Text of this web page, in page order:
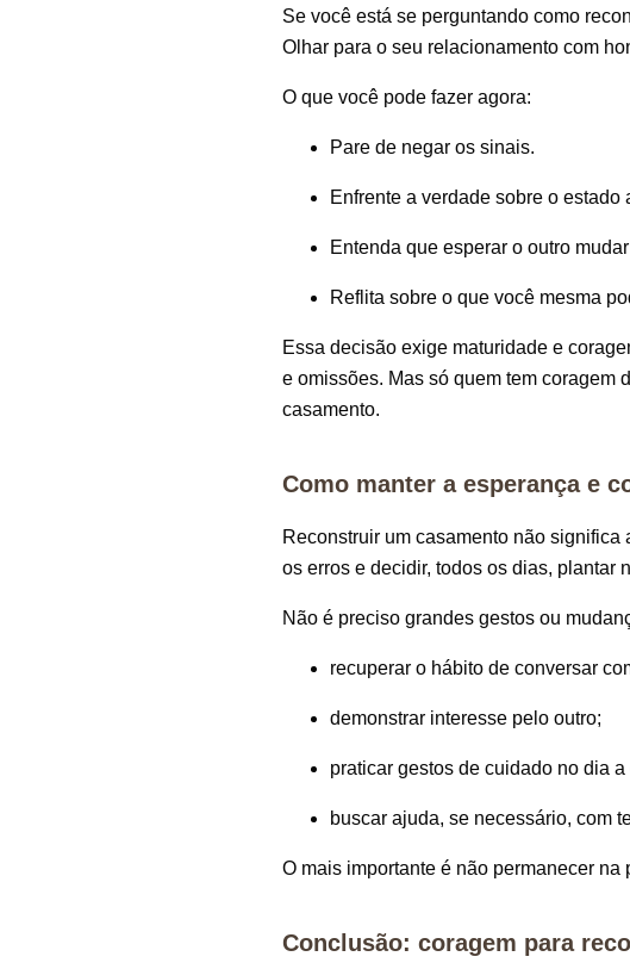
Se você está se perguntando como
Olhar para o seu relacionamento com
O que você pode fazer agora:
Pare de negar os sinais.
Enfrente a verdade sobre o estado
Entenda que esperar o outro
Reflita sobre o que você mesma
Essa decisão exige maturidade e
e omissões. Mas só quem tem coragem
casamento.
Como manter a esperança e
Reconstruir um casamento não
os erros e decidir, todos os dias, plantar
Não é preciso grandes gestos ou
recuperar o hábito de conversar
demonstrar interesse pelo outro;
praticar gestos de cuidado no dia a
buscar ajuda, se necessário, com
O mais importante é não permanecer na
Conclusão: coragem para